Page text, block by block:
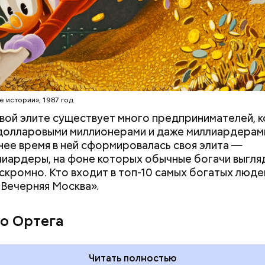
истории», 1987 год
элите существует много предпринимателей,
миллионерами и даже
время в ней сформировалась своя элита —
на фоне которых обычные богачи
Кто входит в топ-10 самых богатых
Москва».
Ортега
Читать полностью
Тадзима потеряла мужа. А спустя 11 лет
В 2015 году, когда ей было 115 лет, она была
человеком в Японии, а в 2017-м — старейшим
Также она была последним человеком,
Тадзима умерла 21 апреля 2018 года, прожив